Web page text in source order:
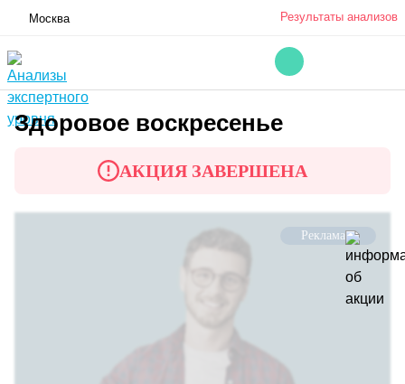
Москва Результаты анализов
Здоровое воскресенье
АКЦИЯ ЗАВЕРШЕНА
Реклама